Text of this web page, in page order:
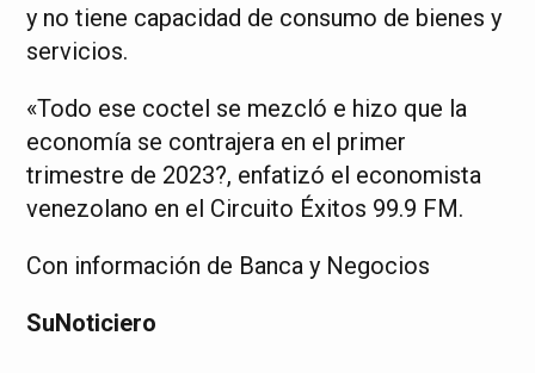
y no tiene capacidad de consumo de bienes y
servicios.
«Todo ese coctel se mezcló e hizo que la
economía se contrajera en el primer
trimestre de 2023?, enfatizó el economista
venezolano en el Circuito Éxitos 99.9 FM.
Con información de Banca y Negocios
SuNoticiero